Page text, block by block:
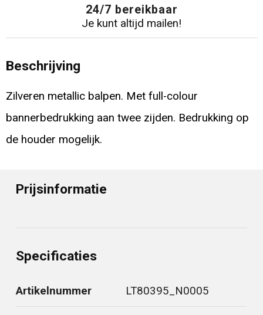
24/7 bereikbaar
Je kunt altijd mailen!
Beschrijving
Zilveren metallic balpen. Met full-colour
bannerbedrukking aan twee zijden. Bedrukking op
de houder mogelijk.
Prijsinformatie
Specificaties
Artikelnummer LT80395_N0005